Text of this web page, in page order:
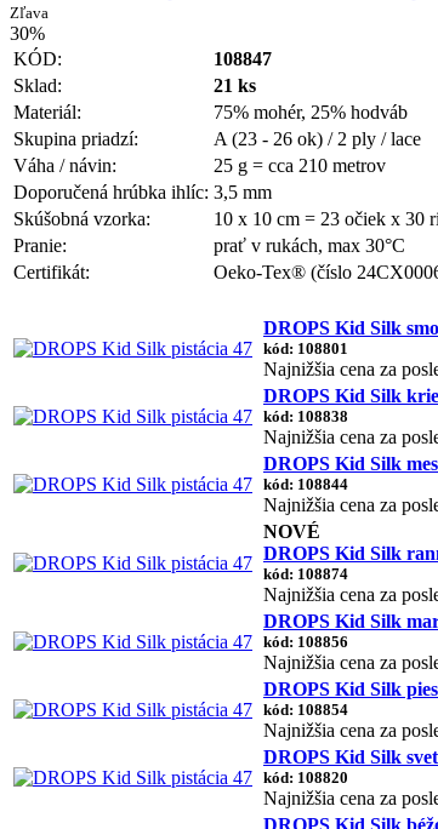
Zľava
30%
KÓD:
108847
Sklad:
21 ks
Materiál:
75% mohér, 25% hodváb
Skupina priadzí:
A (23 - 26 ok) / 2 ply / lace
Váha / návin:
25 g = cca 210 metrov
Doporučená hrúbka ihlíc: 3,5 mm
Skúšobná vzorka:
10 x 10 cm = 23 očiek x 30
Pranie:
prať v rukách, max 30°C
Certifikát:
Oeko-Tex® (číslo
DROPS Kid Silk
kód: 108801
Najnižšia cena za
DROPS Kid Silk
kód: 108838
Najnižšia cena za
DROPS Kid Silk
kód: 108844
Najnižšia cena za
NOVÉ
DROPS Kid Silk
kód: 108874
Najnižšia cena za
DROPS Kid Silk
kód: 108856
Najnižšia cena za
DROPS Kid Silk
kód: 108854
Najnižšia cena za
DROPS Kid Silk
kód: 108820
Najnižšia cena za